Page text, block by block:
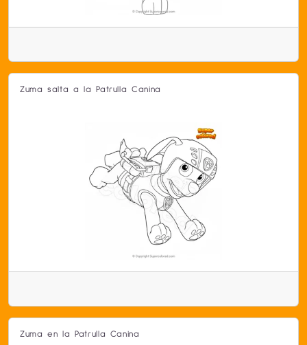
Zuma salta a la Patrulla Canina
Zuma en la Patrulla Canina